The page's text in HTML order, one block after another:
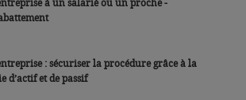
: sécuriser la procédure grâce à la
d’actif et de passif